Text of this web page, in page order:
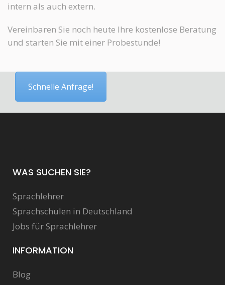
intern als auch extern.
Vereinbaren Sie noch heute Ihre kostenlose Beratung
und starten Sie mit einer Probestunde!
Schnelle Anfrage!
WAS SUCHEN SIE?
Sprachlehrer
Sprachschulen in Deutschland
Jobs für Sprachlehrer
INFORMATION
Blog